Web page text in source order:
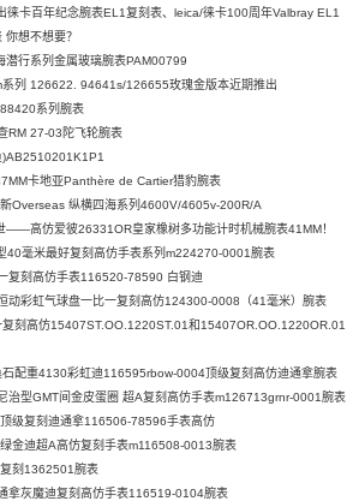
徕卡百年纪念腕表EL1复刻表、leica/徕卡100周年Valbray EL1
想不想要？
潜行系列金属玻璃腕表PAM00799
列 126622. 94641s/126655玫瑰金版本近期推出
系列腕表
RM 27-03陀飞轮腕表
)AB2510201K1P1
卡地亚Panthère de Cartier猎豹腕表
Overseas 纵横四海系列4600V/4605v-200R/A
——高仿爱彼26331OR皇家橡树多功能计时机械腕表41MM！
40毫米最好复刻高仿手表系列m224270-0001腕表
复刻高仿手表116520-78590 白钢迪
动彩虹气球盘一比一复刻高仿124300-0008（41毫米）腕表
复刻高仿15407ST.OO.1220ST.01和15407OR.OO.1220OR.01
配重4130彩虹迪116595rbow-0004顶级复刻高仿迪通拿腕表
治型GMT间金皮蛋圈 超A复刻高仿手表m126713grnr-0001腕表
级复刻迪通拿116506-78596手表高仿
金迪超A高仿复刻手表m116508-0013腕表
刻1362501腕表
拿灰魔迪复刻高仿手表116519-0104腕表